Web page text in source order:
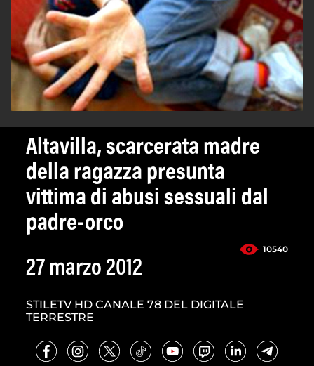
Altavilla, scarcerata madre
della ragazza presunta
vittima di abusi sessuali dal
padre-orco
10540
27 marzo 2012
STILETV HD CANALE 78 DEL DIGITALE
TERRESTRE